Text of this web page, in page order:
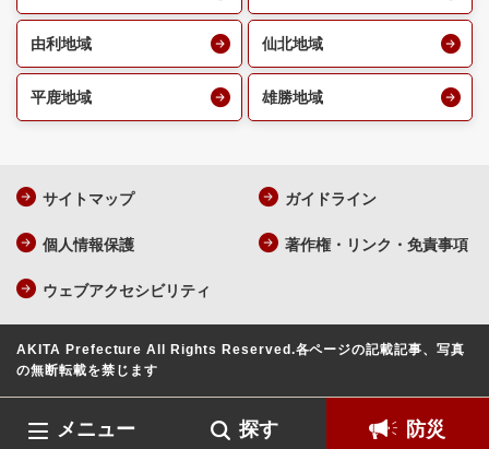
メニュー 探す 防災
由利地域 仙北地域
平鹿地域 雄勝地域
サイトマップ ガイドライン
個人情報保護 著作権・リンク・免責事項
ウェブアクセシビリティ
AKITA Prefecture All Rights Reserved.各ページの記載記事、写真
の無断転載を禁じます